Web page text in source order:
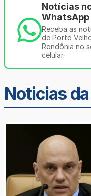
Notícias
WhatsApp
Receba as
de Porto
Rondônia no
celular.
Noticias